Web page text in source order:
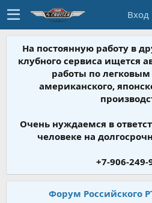
Вход
На постоянную работу в
клубного сервиса ищется
работы по
американского,
Очень нуждаемся в
человеке на
+7-906-249-
Форум Российского